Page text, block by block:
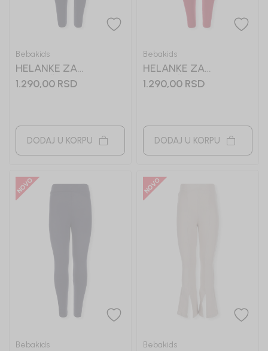
Bebakids
HELANKE ZA
DEVOJČICE BASIC
1.290,00 RSD
DODAJ U KORPU
Bebakids
HELANKE ZA
DEVOJČICE BASIC
1.290,00 RSD
DODAJ U KORPU
Bebakids Bebakids